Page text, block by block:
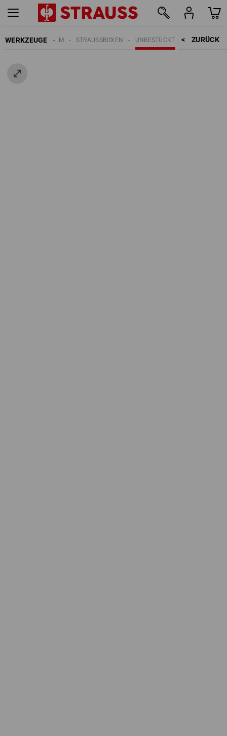
WERKZEUGE ZURÜCK    >
UNBESTÜCKT
STRAUSSBOXEN
STRAUSSBOX SYSTEM